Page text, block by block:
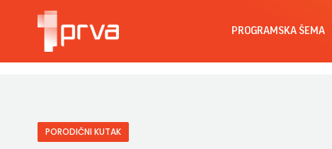
PROGRAMSKA ŠEMA
PORODIČNI KUTAK